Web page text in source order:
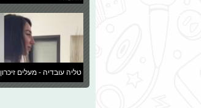
טליה עובדיה - מעלים זיכרון